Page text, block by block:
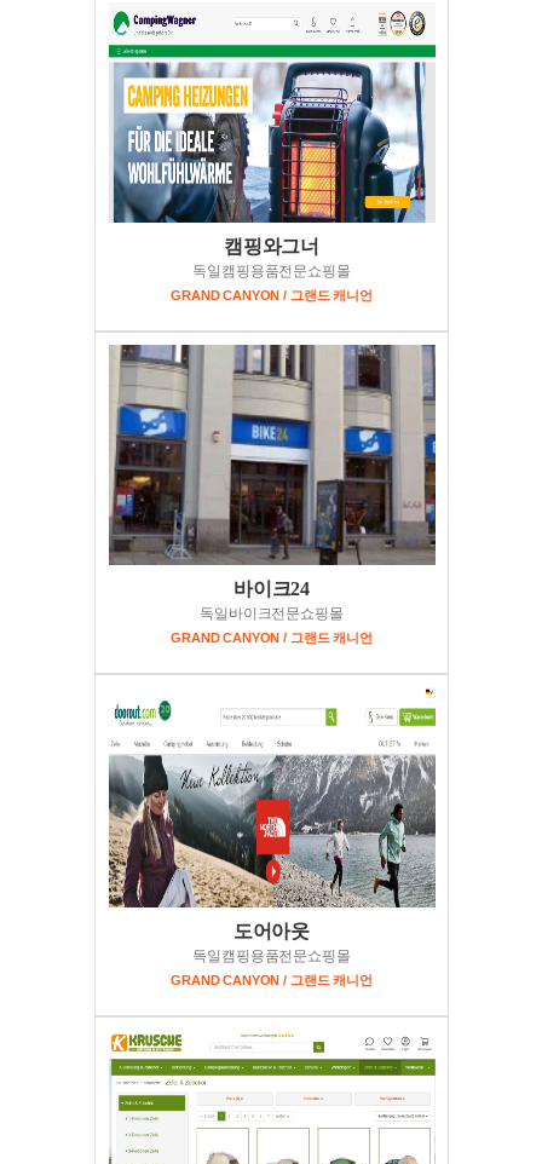
캠핑와그너
독일캠핑용품전문쇼핑몰
GRAND CANYON / 그랜드 캐니언
바이크24
독일바이크전문쇼핑몰
GRAND CANYON / 그랜드 캐니언
도어아웃
독일캠핑용품전문쇼핑몰
GRAND CANYON / 그랜드 캐니언